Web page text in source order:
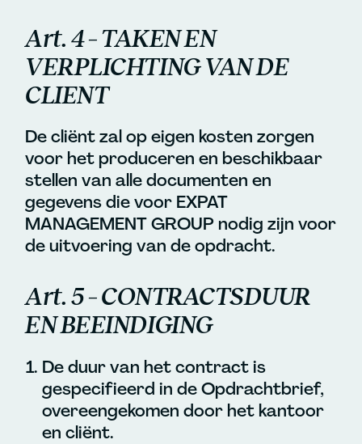
Art. 4 – TAKEN EN
VERPLICHTING VAN DE
CLIENT
De cliënt zal op eigen kosten zorgen
voor het produceren en beschikbaar
stellen van alle documenten en
gegevens die voor EXPAT
MANAGEMENT GROUP nodig zijn voor
de uitvoering van de opdracht.
Art. 5 – CONTRACTSDUUR
EN BEEINDIGING
De duur van het contract is
gespecifieerd in de Opdrachtbrief,
overeengekomen door het kantoor
en cliënt.